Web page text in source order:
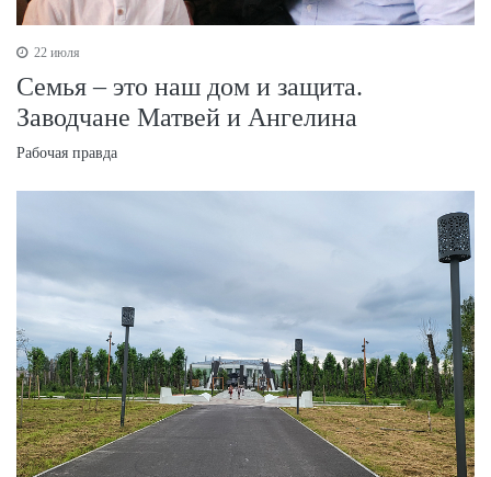
22 июля
Семья – это наш дом и защита.
Заводчане Матвей и Ангелина
Рабочая правда